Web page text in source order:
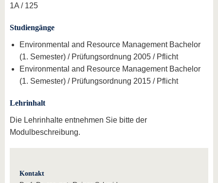
1A / 125
Studiengänge
Environmental and Resource Management Bachelor
(1. Semester) / Prüfungsordnung 2005 / Pflicht
Environmental and Resource Management Bachelor
(1. Semester) / Prüfungsordnung 2015 / Pflicht
Lehrinhalt
Die Lehrinhalte entnehmen Sie bitte der
Modulbeschreibung.
Kontakt